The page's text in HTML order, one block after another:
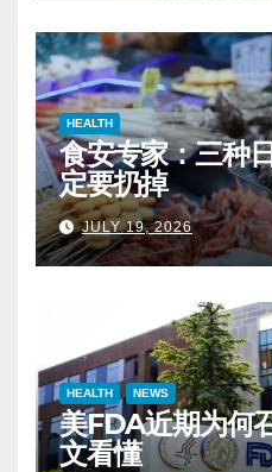
HEALTH
食安专家：三种
定要扔掉
JULY 19, 2026
HEALTH NEWS
美FDA近期为何
文看懂